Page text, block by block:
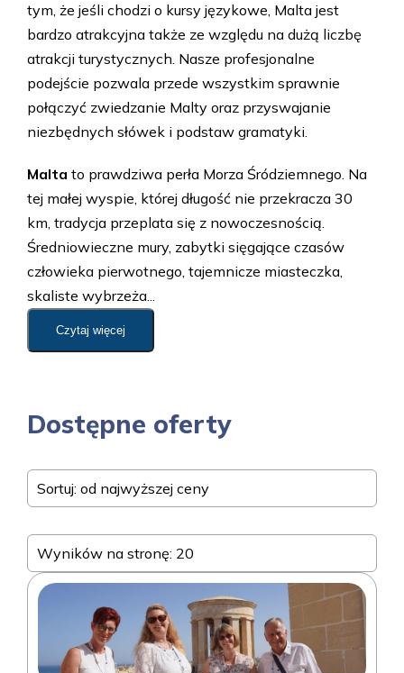
tym, że jeśli chodzi o kursy językowe, Malta jest
bardzo atrakcyjna także ze względu na dużą liczbę
atrakcji turystycznych. Nasze profesjonalne
podejście pozwala przede wszystkim sprawnie
połączyć zwiedzanie Malty oraz przyswajanie
niezbędnych słówek i podstaw gramatyki.
Malta to prawdziwa perła Morza Śródziemnego. Na
tej małej wyspie, której długość nie przekracza 30
km, tradycja przeplata się z nowoczesnością.
Średniowieczne mury, zabytki sięgające czasów
człowieka pierwotnego, tajemnicze miasteczka,
skaliste wybrzeża...
Czytaj więcej
Dostępne oferty
Sortuj: od najwyższej ceny
Wyników na stronę: 20